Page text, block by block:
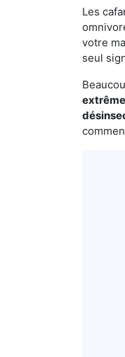
Les
votre
seul